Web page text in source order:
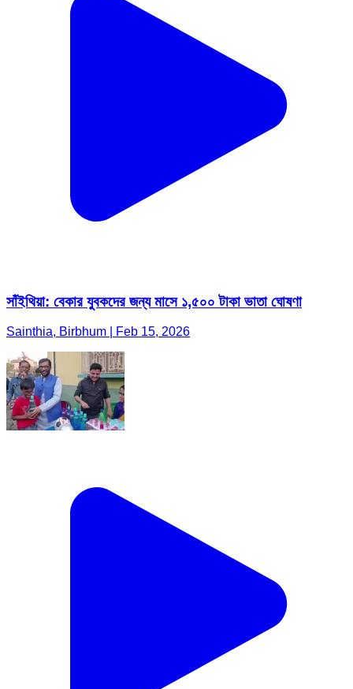
সাঁইথিয়া: বেকার যুবকদের জন্য মাসে ১,৫০০ টাকা ভাতা ঘোষণা
Sainthia, Birbhum | Feb 15, 2026